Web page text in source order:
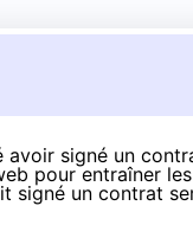
avoir signé un
pour entraîner
signé un contrat